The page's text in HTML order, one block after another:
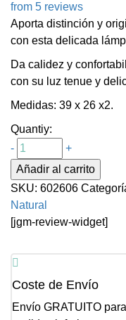
from 5 reviews
Aporta distinción y
con esta delicada
Da calidez y
con su luz tenue y
Medidas: 39 x 26 x2.
Quantiy:
-
+
Añadir al carrito
SKU: 602606
Natural
[jgm-review-widget]
Coste de Envío
Envío GRATUITO